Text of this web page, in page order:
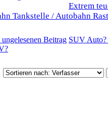
Extrem
Tankstelle / Autobahn
SUV Auto?